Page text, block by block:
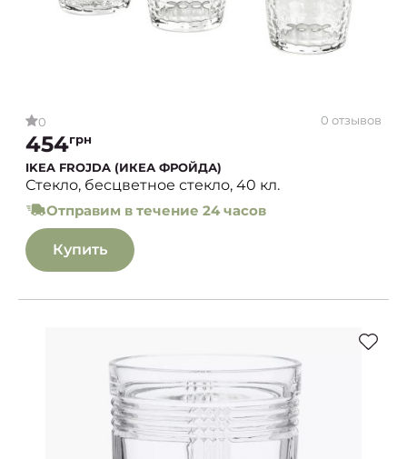
0 0 отзывов
454грн
IKEA FROJDA (ИКЕА ФРОЙДА)
Стекло, бесцветное стекло, 40 кл.
Отправим в течение 24 часов
Купить